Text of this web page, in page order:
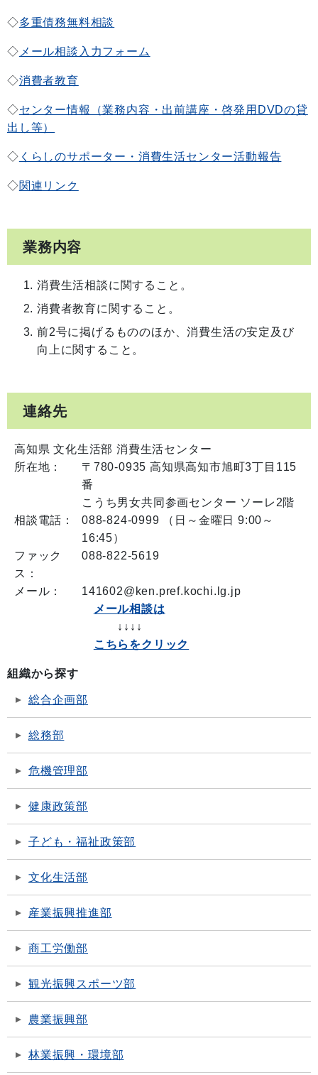
◇多重債務無料相談
◇ メール相談入力フォーム
◇消費者教育
◇センター情報（業務内容・出前講座・啓発用DVDの貸
出し等）
◇ くらしのサポーター・消費生活センター活動報告
◇関連リンク
業務内容
消費生活相談に関すること。
消費者教育に関すること。
前2号に掲げるもののほか、消費生活の安定及び
向上に関すること。
連絡先
高知県 文化生活部 消費生活センター
所在地：
〒780-0935 高知県高知市旭町3丁目115
番
こうち男女共同参画センター ソーレ2階
相談電話：
088-824-0999 （日～金曜日 9:00～
16:45）
ファック
ス：
088-822-5619
メール：
141602@ken.pref.kochi.lg.jp
メール相談は
↓↓↓↓
こちらをクリック
組織から探す
総合企画部
総務部
危機管理部
健康政策部
子ども・福祉政策部
文化生活部
産業振興推進部
商工労働部
観光振興スポーツ部
農業振興部
林業振興・環境部